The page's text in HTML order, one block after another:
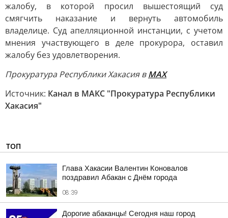
жалобу, в которой просил вышестоящий суд
смягчить наказание и вернуть автомобиль
владелице. Суд апелляционной инстанции, с учетом
мнения участвующего в деле прокурора, оставил
жалобу без удовлетворения.
Прокуратура Республики Хакасия вМАХ
Источник: Канал в МАКС "Прокуратура Республики
Хакасия"
ТОП
Глава Хакасии Валентин Коновалов
поздравил Абакан с Днём города
08:39
Дорогие абаканцы! Сегодня наш город